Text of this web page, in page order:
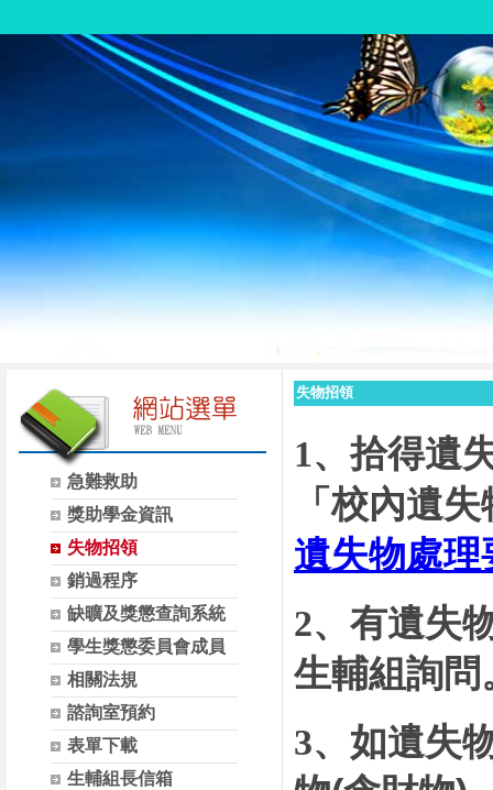
急難救助
獎助學金資訊
失物招領
銷過程序
缺曠及獎懲查詢系統
學生獎懲委員會成員
相關法規
諮詢室預約
表單下載
生輔組長信箱
失物招領
1、拾得遺
「校內遺
遺失物處理
2、有遺失
生輔組詢問
3、 如遺失